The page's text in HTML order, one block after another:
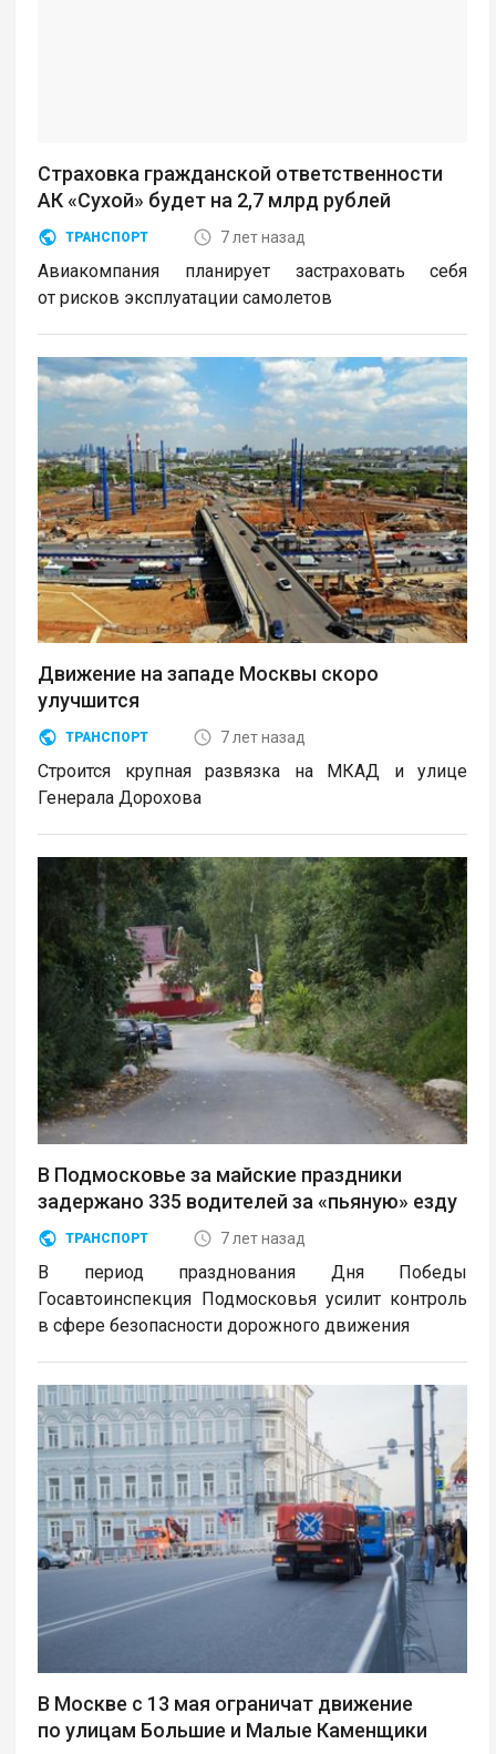
Страховка гражданской ответственности
АК «Сухой» будет на 2,7 млрд рублей
ТРАНСПОРТ 7 лет назад
Авиакомпания планирует застраховать себя
от рисков эксплуатации самолетов
Движение на западе Москвы скоро
улучшится
ТРАНСПОРТ 7 лет назад
Строится крупная развязка на МКАД и улице
Генерала Дорохова
В Подмосковье за майские праздники
задержано 335 водителей за «пьяную» езду
ТРАНСПОРТ 7 лет назад
В период празднования Дня Победы
Госавтоинспекция Подмосковья усилит контроль
в сфере безопасности дорожного движения
В Москве с 13 мая ограничат движение
по улицам Большие и Малые Каменщики